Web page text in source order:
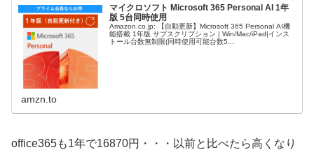
マイクロソフト Microsoft 365 Personal AI 1年
版 5台同時使用
Amazon.co.jp: 【自動更新】Microsoft 365 Personal AI機
能搭載 1年版 サブスクリプション | Win/Mac/iPad|インス
トール台数無制限(同時使用可能台数5...
amzn.to
office365も1年で16870円・・・以前と比べたら高くなり